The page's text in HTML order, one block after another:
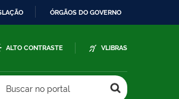
ÓRGÃOS DO GOVERNO
ALTO CONTRASTE VLIBRAS
Buscar no portal